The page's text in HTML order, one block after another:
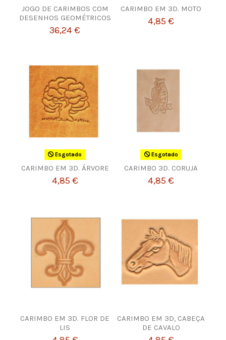
JOGO DE CARIMBOS COM
DESENHOS GEOMÉTRICOS
36,24 €
CARIMBO EM 3D. MOTO
4,85 €
Esgotado
CARIMBO EM 3D. ÁRVORE
4,85 €
Esgotado
CARIMBO 3D. CORUJA
4,85 €
CARIMBO EM 3D. FLOR DE
LIS
CARIMBO EM 3D, CABEÇA
DE CAVALO